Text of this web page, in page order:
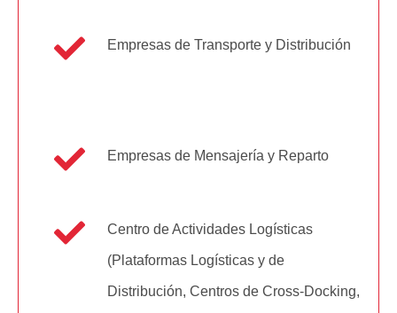
Empresas de Transporte y Distribución
Empresas de Mensajería y Reparto
Centro de Actividades Logísticas
(Plataformas Logísticas y de
Distribución, Centros de Cross-Docking,